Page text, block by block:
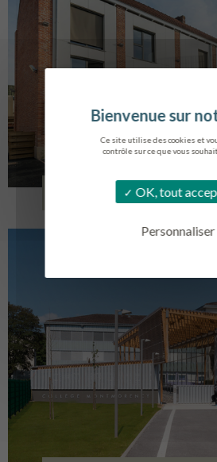
Ce site utilise des cookies et
contrôle sur ce que vous
OK, tout
Personnaliser
LOG. JEUNES TRAVAILLEURS